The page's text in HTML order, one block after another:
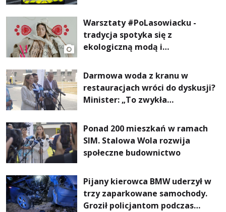
Warsztaty #PoLasowiacku -
tradycja spotyka się z
ekologiczną modą i
Darmowa woda z kranu w
restauracjach wróci do dyskusji?
Minister: „To zwykła
Ponad 200 mieszkań w ramach
SIM. Stalowa Wola rozwija
społeczne budownictwo
Pijany kierowca BMW uderzył w
trzy zaparkowane samochody.
Groził policjantom podczas